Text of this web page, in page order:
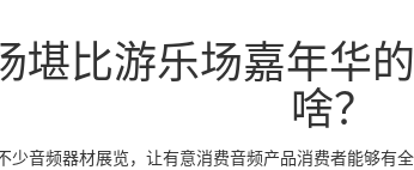
堪比游乐场嘉年华
啥？
少音频器材展览，让有意消费音频产品消费者能够有